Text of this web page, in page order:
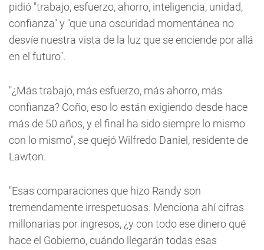
pidió "trabajo, esfuerzo, ahorro, inteligencia, unidad,
confianza" y "que una oscuridad momentánea no
desvíe nuestra vista de la luz que se enciende por allá
en el futuro".
"¿Más trabajo, más esfuerzo, más ahorro, más
confianza? Coño, eso lo están exigiendo desde hace
más de 50 años, y el final ha sido siempre lo mismo
con lo mismo", se quejó Wilfredo Daniel, residente de
Lawton.
"Esas comparaciones que hizo Randy son
tremendamente irrespetuosas. Menciona ahí cifras
millonarias por ingresos, ¿y con todo ese dinero qué
hace el Gobierno, cuándo llegarán todas esas